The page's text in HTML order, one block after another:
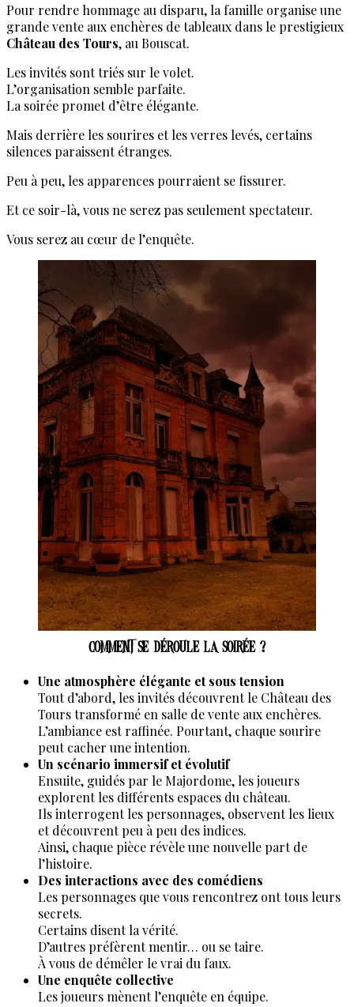
Pour rendre hommage au disparu, la famille organise une
grande vente aux enchères de tableaux dans le prestigieux
Château des Tours, au Bouscat.
Les invités sont triés sur le volet.
L’organisation semble parfaite.
La soirée promet d’être élégante.
Mais derrière les sourires et les verres levés, certains
silences paraissent étranges.
Peu à peu, les apparences pourraient se fissurer.
Et ce soir-là, vous ne serez pas seulement spectateur.
Vous serez au cœur de l’enquête.
Comment se déroule la soirée ?
Une atmosphère élégante et sous tension
Tout d’abord, les invités découvrent le Château des
Tours transformé en salle de vente aux enchères.
L’ambiance est raffinée. Pourtant, chaque sourire
peut cacher une intention.
Un scénario immersif et évolutif
Ensuite, guidés par le Majordome, les joueurs
explorent les différents espaces du château.
Ils interrogent les personnages, observent les lieux
et découvrent peu à peu des indices.
Ainsi, chaque pièce révèle une nouvelle part de
l’histoire.
Des interactions avec des comédiens
Les personnages que vous rencontrez ont tous leurs
secrets.
Certains disent la vérité.
D’autres préfèrent mentir… ou se taire.
À vous de démêler le vrai du faux.
Une enquête collective
Les joueurs mènent l’enquête en équipe.